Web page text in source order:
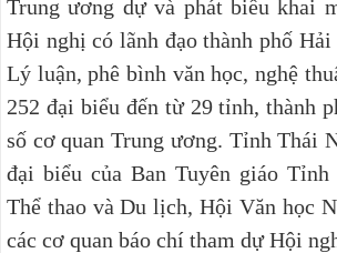
Trung ương dự và phát biểu khai
Hội nghị có lãnh đạo thành phố
Lý luận, phê bình văn học, nghệ
252 đại biểu đến từ 29 tỉnh, thành
số cơ quan Trung ương. Tỉnh Thái
đại biểu của Ban Tuyên giáo Tỉnh
Thể thao và Du lịch, Hội Văn học
các cơ quan báo chí tham dự Hội